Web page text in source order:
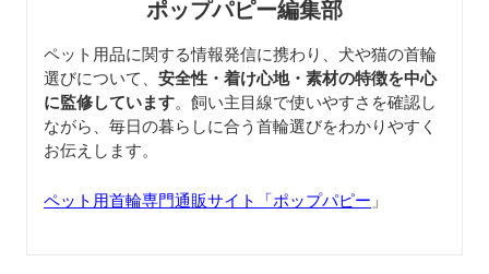
ポップパピー編集部
ペット用品に関する情報発信に携わり、犬や猫の首輪
選びについて、 安全性・着け心地・素材の特徴を中心
に監修しています。飼い主目線で使いやすさを確認し
ながら、毎日の暮らしに合う首輪選びをわかりやすく
お伝えします。
ペット用首輪専門通販サイト「ポップパピー 」